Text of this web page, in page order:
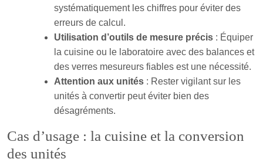
systématiquement les chiffres pour éviter des
erreurs de calcul.
Utilisation d’outils de mesure précis : Équiper
la cuisine ou le laboratoire avec des balances et
des verres mesureurs fiables est une nécessité.
Attention aux unités : Rester vigilant sur les
unités à convertir peut éviter bien des
désagréments.
Cas d’usage : la cuisine et la conversion
des unités